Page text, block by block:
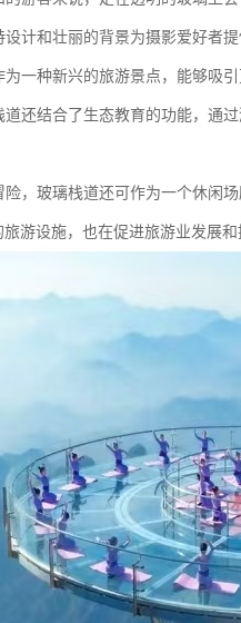
计和壮丽的背景为摄影爱好者
一种新兴的旅游景点，能够吸引
还结合了生态教育的功能，通
，玻璃栈道还可作为一个休闲场
游设施，也在促进旅游业发展